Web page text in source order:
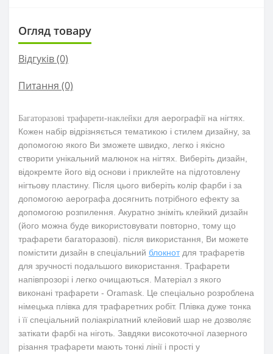
Огляд товару
Відгуків (0)
Питання (0)
Багаторазові трафарети-наклейки для аерографії на нігтях.
Кожен набір відрізняється тематикою і стилем дизайну, за
допомогою якого Ви зможете швидко, легко і якісно
створити унікальний малюнок на нігтях. Виберіть дизайн,
відокремте його від основи і приклейте на підготовлену
нігтьову пластину. Після цього виберіть колір фарби і за
допомогою аерографа досягнить потрібного ефекту за
допомогою розпилення. Акуратно зніміть клейкий дизайн
(його можна буде використовувати повторно, тому що
трафарети багаторазові). після використання, Ви можете
помістити дизайн в спеціальний блокнотдля трафаретів
для зручності подальшого використання. Трафарети
напівпрозорі і легко очищаються. Матеріал з якого
виконані трафарети - Oramask. Це спеціально розроблена
німецька плівка для трафаретних робіт. Плівка дуже тонка
і її спеціальний поліакрілатний клейовий шар не дозволяє
затікати фарбі на ніготь. Завдяки високоточної лазерного
різання трафарети мають тонкі лінії і прості у